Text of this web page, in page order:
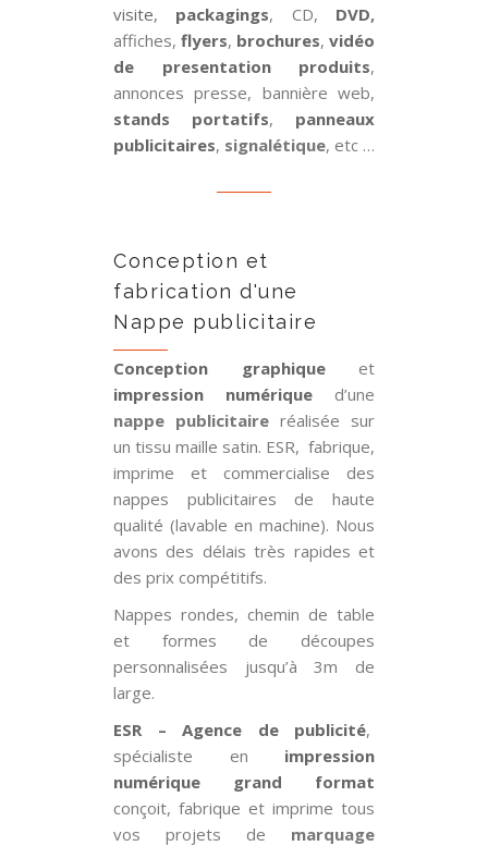
visite, packagings, CD, DVD,
affiches, flyers, brochures, vidéo
de presentation produits,
annonces presse, bannière web,
stands portatifs, panneaux
publicitaires, signalétique, etc …
Conception et
fabrication d'une
Nappe publicitaire
Conception graphiqueet
impression numérique d’une
nappe publicitaire réalisée sur
un tissu maille satin. ESR, fabrique,
imprime et commercialise des
nappes publicitaires de haute
qualité (lavable en machine). Nous
avons des délais très rapides et
des prix compétitifs.
Nappes rondes, chemin de table
et formes de découpes
personnalisées jusqu’à 3m de
large.
ESR – Agence de publicité,
spécialiste en impression
numérique grand format
conçoit, fabrique et imprime tous
vos projets de marquage